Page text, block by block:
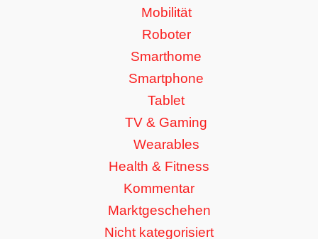
Mobilität
Roboter
Smarthome
Smartphone
Tablet
TV & Gaming
Wearables
Health & Fitness
Kommentar
Marktgeschehen
Nicht kategorisiert